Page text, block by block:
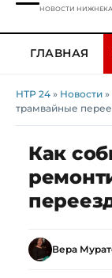
НОВОСТИ
ГЛАВНАЯ
НТР 24 » Новости »
трамвайные
Как
Вера